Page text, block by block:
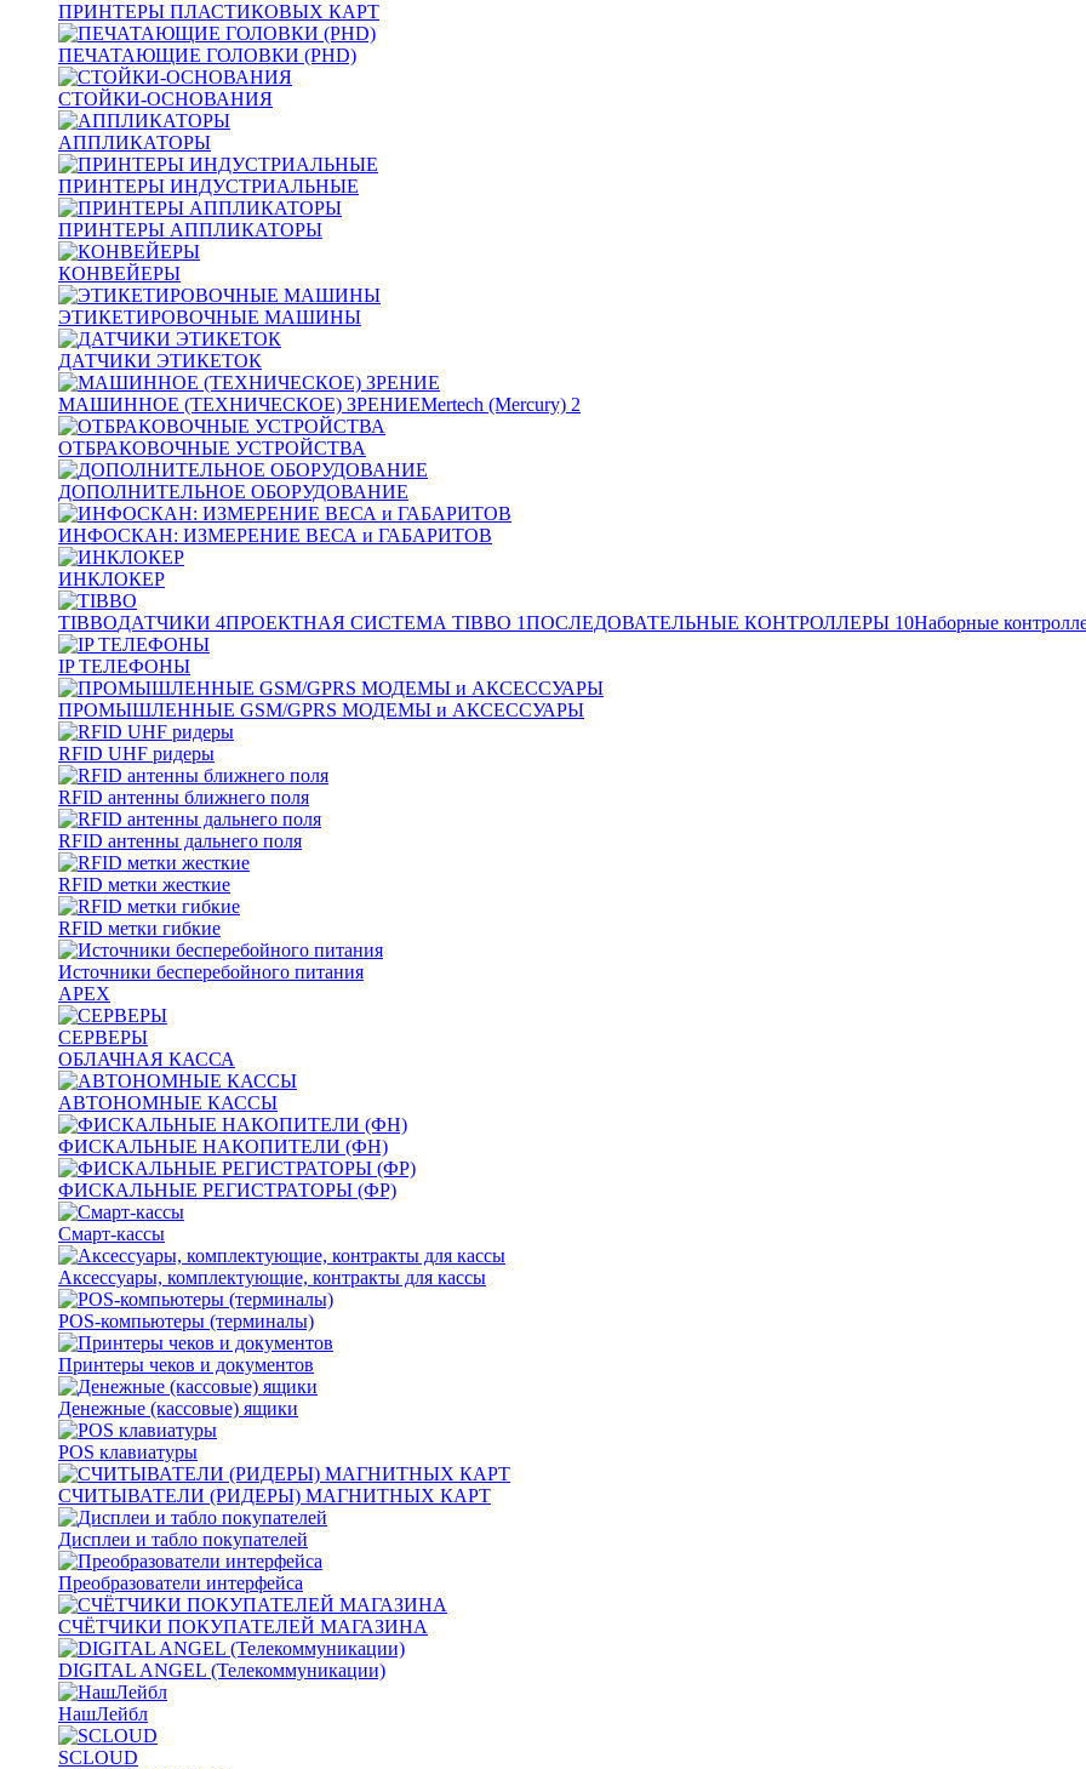
ПРИНТЕРЫ ПЛАСТИКОВЫХ КАРТ
ПЕЧАТАЮЩИЕ ГОЛОВКИ (PHD)
СТОЙКИ-ОСНОВАНИЯ
АППЛИКАТОРЫ
ПРИНТЕРЫ ИНДУСТРИАЛЬНЫЕ
ПРИНТЕРЫ АППЛИКАТОРЫ
КОНВЕЙЕРЫ
ЭТИКЕТИРОВОЧНЫЕ МАШИНЫ
ДАТЧИКИ ЭТИКЕТОК
МАШИННОЕ (ТЕХНИЧЕСКОЕ) ЗРЕНИЕMertech (Mercury) 2
ОТБРАКОВОЧНЫЕ УСТРОЙСТВА
ДОПОЛНИТЕЛЬНОЕ ОБОРУДОВАНИЕ
ИНФОСКАН: ИЗМЕРЕНИЕ ВЕСА и ГАБАРИТОВ
ИНКЛОКЕР
TIBBOДАТЧИКИ 4ПРОЕКТНАЯ СИСТЕМА TIBBO 1ПОСЛЕДОВАТЕЛЬНЫЕ КОНТРОЛЛЕРЫ 10Наборные
IP ТЕЛЕФОНЫ
ПРОМЫШЛЕННЫЕ GSM/GPRS МОДЕМЫ и АКСЕССУАРЫ
RFID UHF ридеры
RFID антенны ближнего поля
RFID антенны дальнего поля
RFID метки жесткие
RFID метки гибкие
Источники бесперебойного питания
APEX
СЕРВЕРЫ
ОБЛАЧНАЯ КАССА
АВТОНОМНЫЕ КАССЫ
ФИСКАЛЬНЫЕ НАКОПИТЕЛИ (ФН)
ФИСКАЛЬНЫЕ РЕГИСТРАТОРЫ (ФР)
Смарт-кассы
Аксессуары, комплектующие, контракты для кассы
POS-компьютеры (терминалы)
Принтеры чеков и документов
Денежные (кассовые) ящики
POS клавиатуры
СЧИТЫВАТЕЛИ (РИДЕРЫ) МАГНИТНЫХ КАРТ
Дисплеи и табло покупателей
Преобразователи интерфейса
СЧЁТЧИКИ ПОКУПАТЕЛЕЙ МАГАЗИНА
DIGITAL ANGEL (Телекоммуникации)
НашЛейбл
SCLOUD